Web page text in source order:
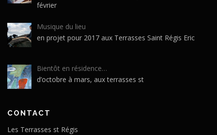
février
Musique du lieu
en projet pour 2017 aux Terrasses Saint Régis Eric
Bientôt en résidence…
d’octobre à mars, aux terrasses st
CONTACT
Les Terrasses st Régis